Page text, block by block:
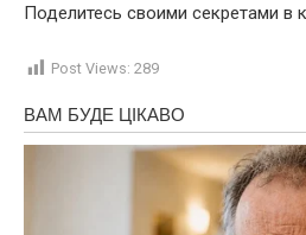
Поделитесь своими секретами в
Post Views: 289